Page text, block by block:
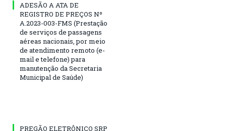
ADESÃO A ATA DE
REGISTRO DE PREÇOS Nº
A.2023-003-FMS (Prestação
de serviços de passagens
aéreas nacionais, por meio
de atendimento remoto (e-
mail e telefone) para
manutenção da Secretaria
Municipal de Saúde)
PREGÃO ELETRÔNICO SRP